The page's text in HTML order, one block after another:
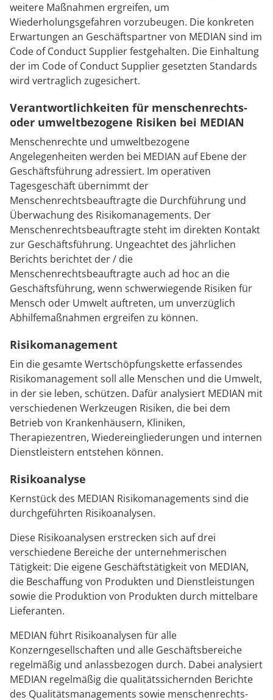
weitere Maßnahmen ergreifen, um
Wiederholungsgefahren vorzubeugen. Die konkreten
Erwartungen an Geschäftspartner von MEDIAN sind im
Code of Conduct Supplier festgehalten. Die Einhaltung
der im Code of Conduct Supplier gesetzten Standards
wird vertraglich zugesichert.
Verantwortlichkeiten für menschenrechts-
oder umweltbezogene Risiken bei MEDIAN
Menschenrechte und umweltbezogene
Angelegenheiten werden bei MEDIAN auf Ebene der
Geschäftsführung adressiert. Im operativen
Tagesgeschäft übernimmt der
Menschenrechtsbeauftragte die Durchführung und
Überwachung des Risikomanagements. Der
Menschenrechtsbeauftragte steht im direkten Kontakt
zur Geschäftsführung. Ungeachtet des jährlichen
Berichts berichtet der / die
Menschenrechtsbeauftragte auch ad hoc an die
Geschäftsführung, wenn schwerwiegende Risiken für
Mensch oder Umwelt auftreten, um unverzüglich
Abhilfemaßnahmen ergreifen zu können.
Risikomanagement
Ein die gesamte Wertschöpfungskette erfassendes
Risikomanagement soll alle Menschen und die Umwelt,
in der sie leben, schützen. Dafür analysiert MEDIAN mit
verschiedenen Werkzeugen Risiken, die bei dem
Betrieb von Krankenhäusern, Kliniken,
Therapiezentren, Wiedereingliederungen und internen
Dienstleistern entstehen können.
Risikoanalyse
Kernstück des MEDIAN Risikomanagements sind die
durchgeführten Risikoanalysen.
Diese Risikoanalysen erstrecken sich auf drei
verschiedene Bereiche der unternehmerischen
Tätigkeit: Die eigene Geschäftstätigkeit von MEDIAN,
die Beschaffung von Produkten und Dienstleistungen
sowie die Produktion von Produkten durch mittelbare
Lieferanten.
MEDIAN führt Risikoanalysen für alle
Konzerngesellschaften und alle Geschäftsbereiche
regelmäßig und anlassbezogen durch. Dabei analysiert
MEDIAN regelmäßig die qualitätssichernden Berichte
des Qualitätsmanagements sowie menschenrechts-